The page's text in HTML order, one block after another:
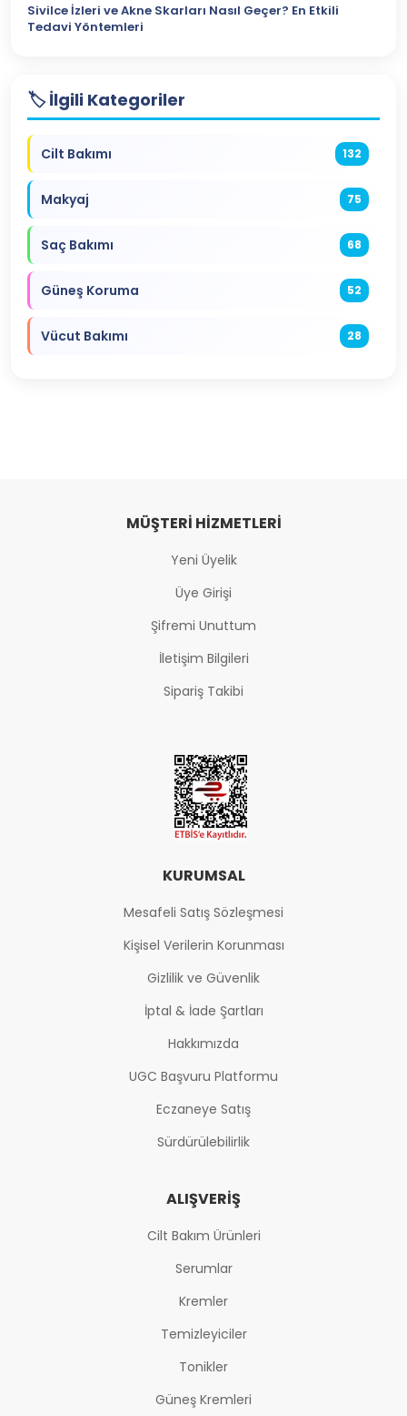
Sivilce İzleri ve Akne Skarları Nasıl Geçer? En Etkili
Tedavi Yöntemleri
🏷️ İlgili Kategoriler
Cilt Bakımı 132
Makyaj 75
Saç Bakımı 68
Güneş Koruma 52
Vücut Bakımı 28
MÜŞTERI HIZMETLERI
Yeni Üyelik
Üye Girişi
Şifremi Unuttum
İletişim Bilgileri
Sipariş Takibi
KURUMSAL
Mesafeli Satış Sözleşmesi
Kişisel Verilerin Korunması
Gizlilik ve Güvenlik
İptal & İade Şartları
Hakkımızda
UGC Başvuru Platformu
Eczaneye Satış
Sürdürülebilirlik
ALIŞVERIŞ
Cilt Bakım Ürünleri
Serumlar
Kremler
Temizleyiciler
Tonikler
Güneş Kremleri